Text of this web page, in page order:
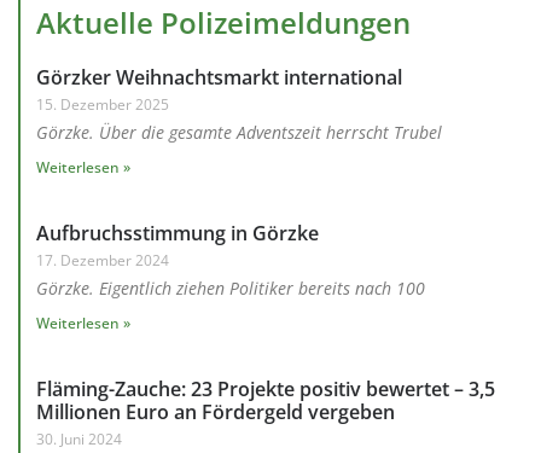
Aktuelle Polizeimeldungen
Görzker Weihnachtsmarkt international
15. Dezember 2025
Görzke. Über die gesamte Adventszeit herrscht Trubel
Weiterlesen »
Aufbruchsstimmung in Görzke
17. Dezember 2024
Görzke. Eigentlich ziehen Politiker bereits nach 100
Weiterlesen »
Fläming-Zauche: 23 Projekte positiv bewertet – 3,5
Millionen Euro an Fördergeld vergeben
30. Juni 2024